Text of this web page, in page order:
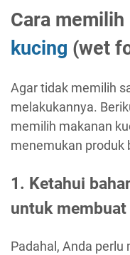
Cara memilih
kucing (wet
Agar tidak memilih
melakukannya.
memilih makanan
menemukan produk
1. Ketahui
untuk
Padahal, Anda